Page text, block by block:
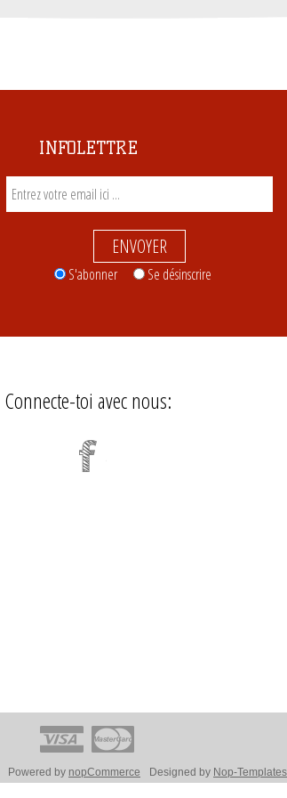
INFOLETTRE
ENVOYER
S'abonner Se désinscrire
Connecte-toi avec nous:
Powered by nopCommerce Designed by Nop-